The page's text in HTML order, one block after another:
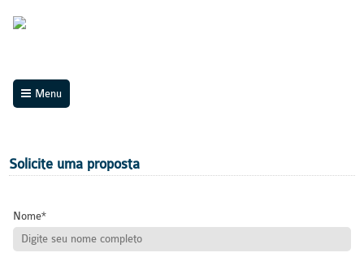
Menu
Solicite uma proposta
Nome